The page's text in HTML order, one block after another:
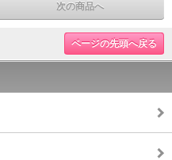
次の商品へ
ページの先頭へ戻る